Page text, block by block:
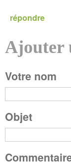
répondre
P
a
g
e
Ajouter
Votre nom
Objet